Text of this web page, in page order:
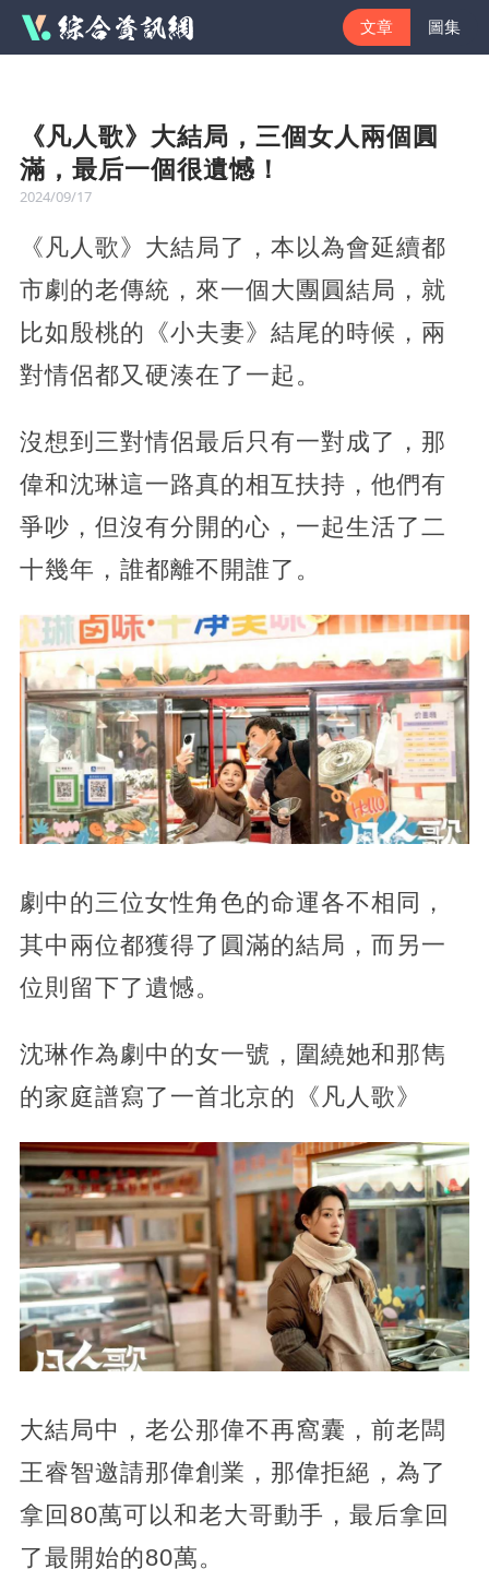
文章 圖集
《凡人歌》大結局，三個女人兩個圓
滿，最后一個很遺憾！
2024/09/17
《凡人歌》大結局了，本以為會延續都
市劇的老傳統，來一個大團圓結局，就
比如殷桃的《小夫妻》結尾的時候，兩
對情侶都又硬湊在了一起。
沒想到三對情侶最后只有一對成了，那
偉和沈琳這一路真的相互扶持，他們有
爭吵，但沒有分開的心，一起生活了二
十幾年，誰都離不開誰了。
劇中的三位女性角色的命運各不相同，
其中兩位都獲得了圓滿的結局，而另一
位則留下了遺憾。
沈琳作為劇中的女一號，圍繞她和那雋
的家庭譜寫了一首北京的《凡人歌》
大結局中，老公那偉不再窩囊，前老闆
王睿智邀請那偉創業，那偉拒絕，為了
拿回80萬可以和老大哥動手，最后拿回
了最開始的80萬。